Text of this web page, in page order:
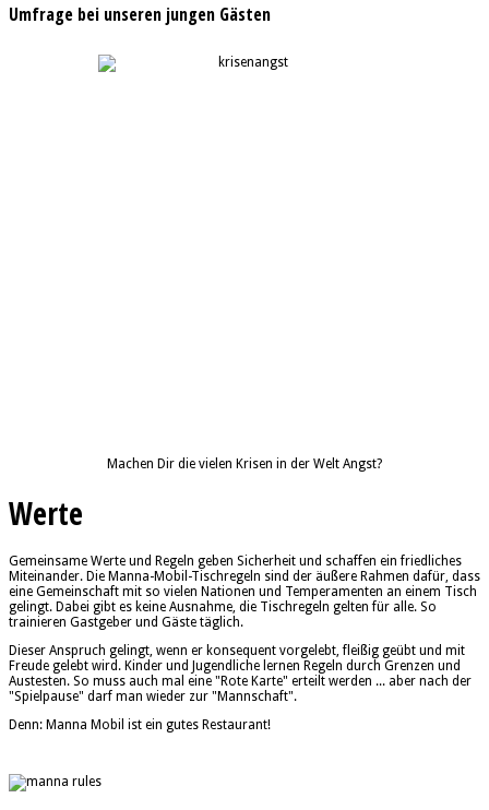
Umfrage bei unseren jungen Gästen
Machen Dir die vielen Krisen in der Welt Angst?
Werte
Gemeinsame Werte und Regeln geben Sicherheit und schaffen ein friedliches
Miteinander. Die Manna-Mobil-Tischregeln sind der äußere Rahmen dafür, dass
eine Gemeinschaft mit so vielen Nationen und Temperamenten an einem Tisch
gelingt. Dabei gibt es keine Ausnahme, die Tischregeln gelten für alle. So
trainieren Gastgeber und Gäste täglich.
Dieser Anspruch gelingt, wenn er konsequent vorgelebt, fleißig geübt und mit
Freude gelebt wird. Kinder und Jugendliche lernen Regeln durch Grenzen und
Austesten. So muss auch mal eine "Rote Karte" erteilt werden ... aber nach der
"Spielpause" darf man wieder zur "Mannschaft".
Denn: Manna Mobil ist ein gutes Restaurant!